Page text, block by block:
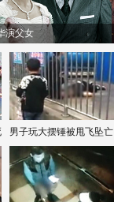
演父女
男子玩大摆锤被甩飞坠亡